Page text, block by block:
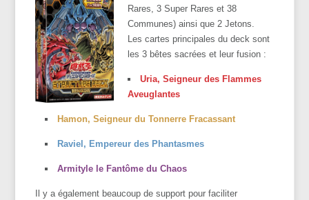
Rares, 3 Super Rares et 38
Communes) ainsi que 2 Jetons.
Les cartes principales du deck sont
les 3 bêtes sacrées et leur fusion :
Uria, Seigneur des Flammes
Aveuglantes
Hamon, Seigneur du Tonnerre Fracassant
Raviel, Empereur des Phantasmes
Armityle le Fantôme du Chaos
Il y a également beaucoup de support pour faciliter